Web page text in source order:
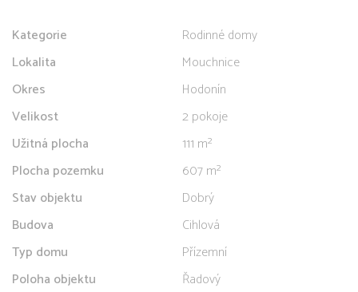
Kategorie
Rodinné domy
Lokalita
Mouchnice
Okres
Hodonín
Velikost
2 pokoje
Užitná plocha
111 m²
Plocha pozemku
607 m²
Stav objektu
Dobrý
Budova
Cihlová
Typ domu
Přízemní
Poloha objektu
Řadový